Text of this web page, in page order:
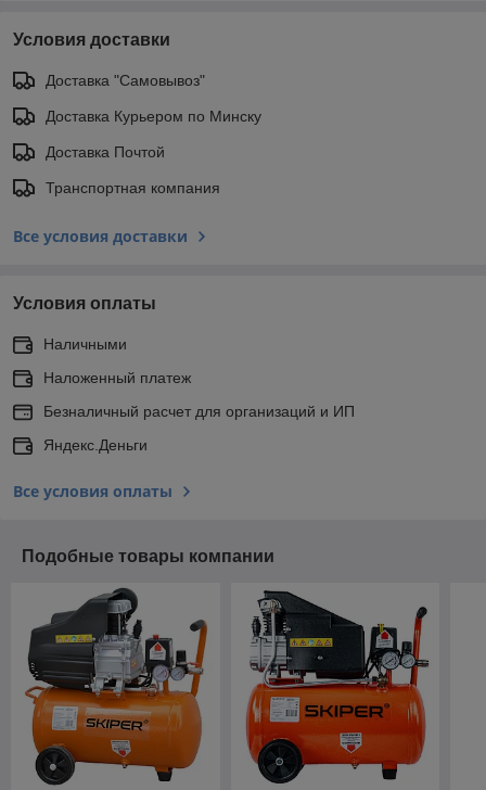
Условия доставки
Доставка "Самовывоз"
Доставка Курьером по Минску
Доставка Почтой
Транспортная компания
Все условия доставки
Условия оплаты
Наличными
Наложенный платеж
Безналичный расчет для организаций и ИП
Яндекс.Деньги
Все условия оплаты
Подобные товары компании